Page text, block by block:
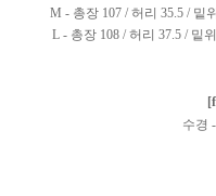
M - 총장 107 / 허리 35.5 / 밑
L - 총장 108 / 허리 37.5 / 밑
수경